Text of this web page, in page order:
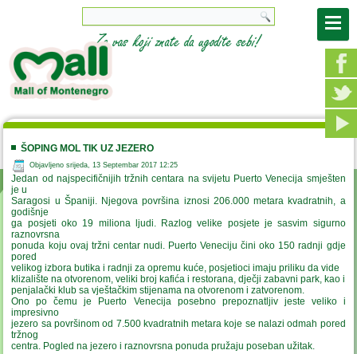
ŠOPING MOL TIK UZ JEZERO
Objavljeno srijeda, 13 Septembar 2017 12:25
Jedan od najspecifičnijih tržnih centara na svijetu Puerto Venecija smješten
je u
Saragosi u Španiji. Njegova površina iznosi 206.000 metara kvadratnih, a
godišnje
ga posjeti oko 19 miliona ljudi. Razlog velike posjete je sasvim sigurno
raznovrsna
ponuda koju ovaj tržni centar nudi. Puerto Veneciju čini oko 150 radnji gdje
pored
velikog izbora butika i radnji za opremu kuće, posjetioci imaju priliku da vide
klizalište na otvorenom, veliki broj kafića i restorana, dječji zabavni park, kao i
penjalački klub sa vještačkim stijenama na otvorenom i zatvorenom.
Ono po čemu je Puerto Venecija posebno prepoznatljiv jeste veliko i
impresivno
jezero sa površinom od 7.500 kvadratnih metara koje se nalazi odmah pored
tržnog
centra. Pogled na jezero i raznovrsna ponuda pružaju poseban užitak.